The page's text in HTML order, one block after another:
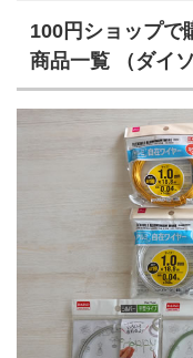
100円ショップで
商品一覧 （ダイソ